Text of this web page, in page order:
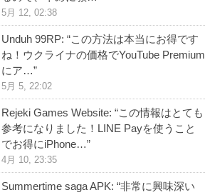
5月 12, 02:38
Unduh 99RP: “この方法は本当にお得です
ね！ウクライナの価格でYouTube Premium
にア…”
5月 5, 22:02
Rejeki Games Website: “この情報はとても
参考になりました！LINE Payを使うこと
でお得にiPhone…”
4月 10, 23:35
Summertime saga APK: “非常に興味深い